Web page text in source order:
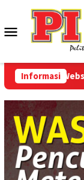
konten
Menu
Mobile
Informasi
Di Website